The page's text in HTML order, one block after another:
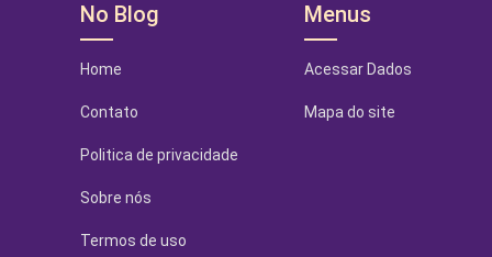
No Blog
Home
Contato
Politica de privacidade
Sobre nós
Termos de uso
Menus
Acessar Dados
Mapa do site